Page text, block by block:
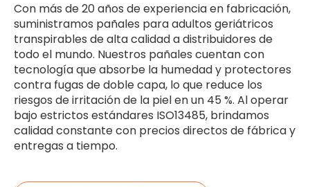
Con más de 20 años de experiencia en fabricación,
suministramos pañales para adultos geriátricos
transpirables de alta calidad a distribuidores de
todo el mundo. Nuestros pañales cuentan con
tecnología que absorbe la humedad y protectores
contra fugas de doble capa, lo que reduce los
riesgos de irritación de la piel en un 45 %. Al operar
bajo estrictos estándares ISO13485, brindamos
calidad constante con precios directos de fábrica y
entregas a tiempo.